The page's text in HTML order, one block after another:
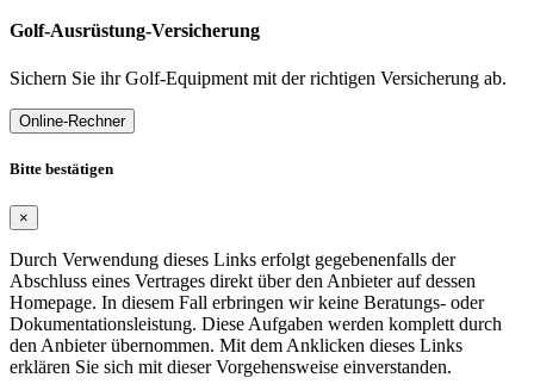
Golf-Ausrüstung-Versicherung
Sichern Sie ihr Golf-Equipment mit der richtigen Versicherung ab.
Online-Rechner
Bitte bestätigen
×
Durch Verwendung dieses Links erfolgt gegebenenfalls der
Abschluss eines Vertrages direkt über den Anbieter auf dessen
Homepage. In diesem Fall erbringen wir keine Beratungs- oder
Dokumentationsleistung. Diese Aufgaben werden komplett durch
den Anbieter übernommen. Mit dem Anklicken dieses Links
erklären Sie sich mit dieser Vorgehensweise einverstanden.